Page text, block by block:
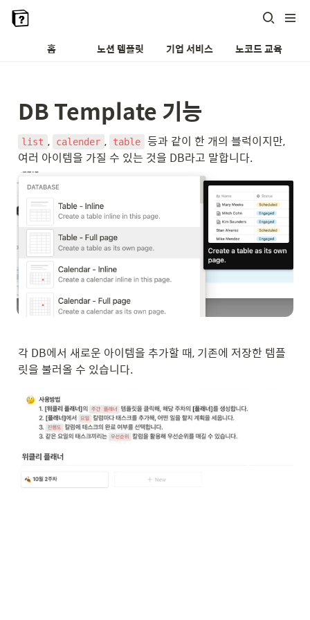
홈 노션 템플릿 기업 서비스 노코드 교육
DB Template 기능
list , calender , table
등과 같이 한 개의 블럭이지만,
여러 아이템을 가질 수 있는 것을 DB라고 말합니다.
각 DB에서 새로운 아이템을 추가할 때, 기존에 저장한 템플
릿을 불러올 수 있습니다.